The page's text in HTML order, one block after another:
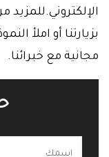
بزيارتنا أو املأ
مجانية مع خبرائنا.